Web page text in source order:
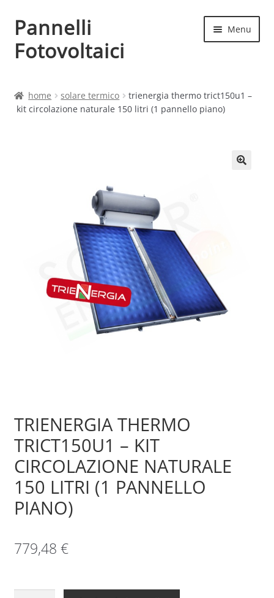
Vai
alla
navigazione
Vai
al
contenuto
Pannelli
Fotovoltaici
Menu
Cart
home solare termico
trienergia thermo trict150u1 –
kit circolazione naturale 150 litri (1 pannello piano)
TRIENERGIA THERMO
TRICT150U1 – KIT
CIRCOLAZIONE NATURALE
150 LITRI (1 PANNELLO
PIANO)
779,48 €